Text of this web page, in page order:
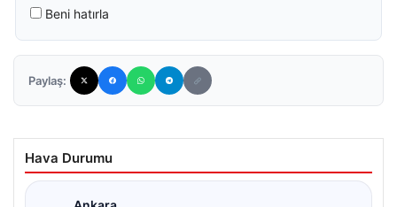
Beni hatırla
Paylaş:
Hava Durumu